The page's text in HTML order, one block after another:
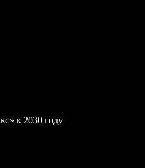
к 2030 году